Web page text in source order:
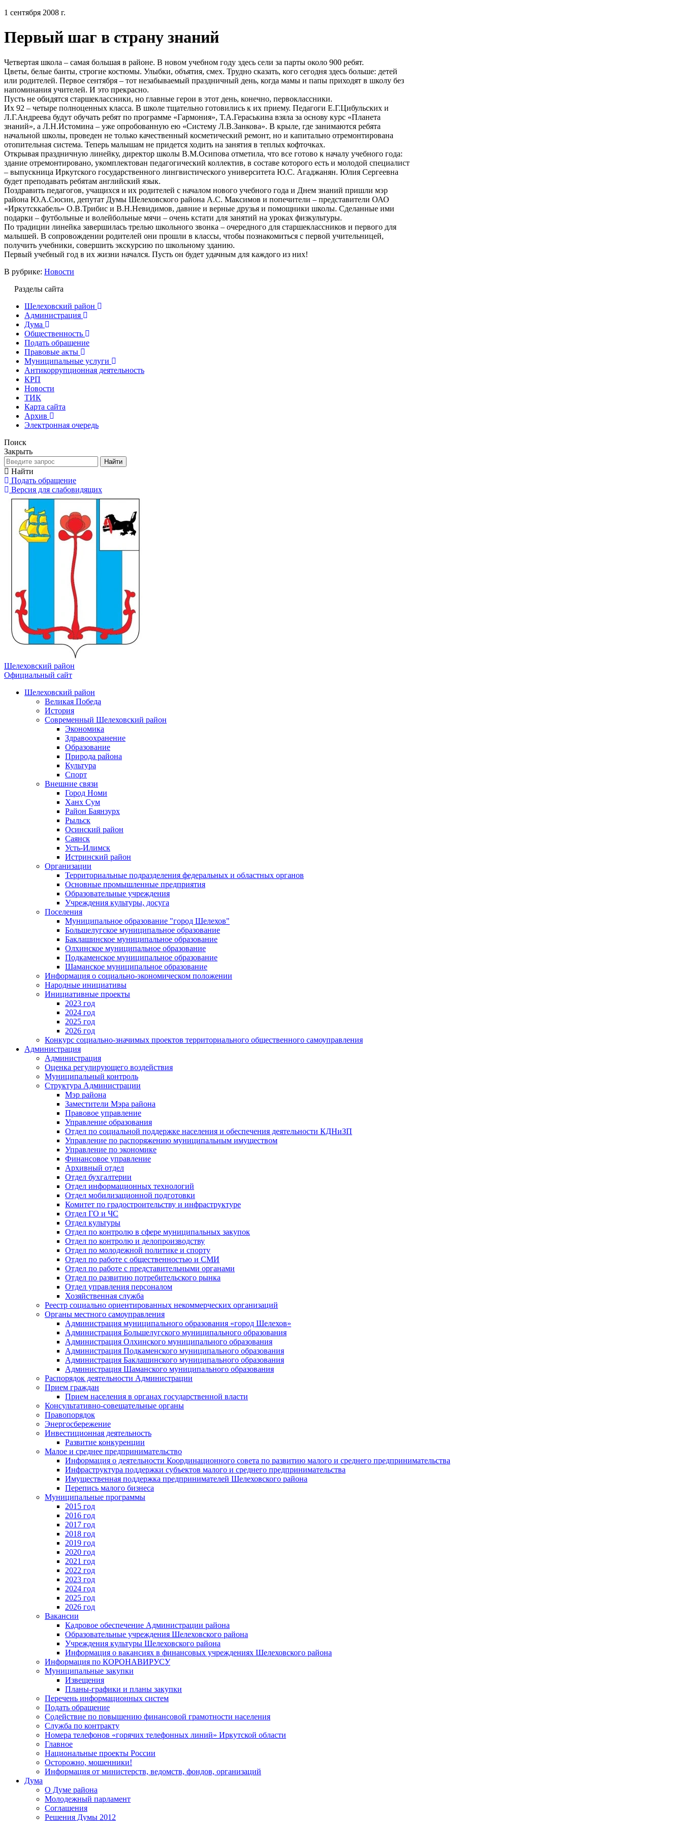
1 сентября 2008 г.
Первый шаг в страну знаний
Четвертая школа – самая большая в районе. В новом учебном году здесь сели за парты около 900 ребят.
Цветы, белые банты, строгие костюмы. Улыбки, объятия, смех. Трудно сказать, кого сегодня здесь больше: детей
или родителей. Первое сентября – тот незабываемый праздничный день, когда мамы и папы приходят в школу без
напоминания учителей. И это прекрасно.
Пусть не обидятся старшеклассники, но главные герои в этот день, конечно, первоклассники.
Их 92 – четыре полноценных класса. В школе тщательно готовились к их приему. Педагоги Е.Г.Цибульских и
Л.Г.Андреева будут обучать ребят по программе «Гармония», Т.А.Гераськина взяла за основу курс «Планета
знаний», а Л.Н.Истомина – уже опробованную ею «Систему Л.В.Занкова». В крыле, где занимаются ребята
начальной школы, проведен не только качественный косметический ремонт, но и капитально отремонтирована
отопительная система. Теперь малышам не придется ходить на занятия в теплых кофточках.
Открывая праздничную линейку, директор школы В.М.Осипова отметила, что все готово к началу учебного года:
здание отремонтировано, укомплектован педагогический коллектив, в составе которого есть и молодой специалист
– выпускница Иркутского государственного лингвистического университета Ю.С. Агаджанян. Юлия Сергеевна
будет преподавать ребятам английский язык.
Поздравить педагогов, учащихся и их родителей с началом нового учебного года и Днем знаний пришли мэр
района Ю.А.Сюсин, депутат Думы Шелеховского района А.С. Максимов и попечители – представители ОАО
«Иркутсккабель» О.В.Трибис и В.Н.Невидимов, давние и верные друзья и помощники школы. Сделанные ими
подарки – футбольные и волейбольные мячи – очень кстати для занятий на уроках физкультуры.
По традиции линейка завершилась трелью школьного звонка – очередного для старшеклассников и первого для
малышей. В сопровождении родителей они прошли в классы, чтобы познакомиться с первой учительницей,
получить учебники, совершить экскурсию по школьному зданию.
Первый учебный год в их жизни начался. Пусть он будет удачным для каждого из них!
В рубрике: Новости
Разделы сайта
Шелеховский район
Администрация
Дума
Общественность
Подать обращение
Правовые акты
Муниципальные услуги
Антикоррупционная деятельность
КРП
Новости
ТИК
Карта сайта
Архив
Электронная очередь
Поиск
Закрыть
Найти
Найти
Подать обращение
Версия для слабовидящих
Шелеховский район
Официальный сайт
Шелеховский район
Великая Победа
История
Современный Шелеховский район
Экономика
Здравоохранение
Образование
Природа района
Культура
Спорт
Внешние связи
Город Номи
Ханх Сум
Район Баянзурх
Рыльск
Осинский район
Саянск
Усть-Илимск
Истринский район
Организации
Территориальные подразделения федеральных и областных органов
Основные промышленные предприятия
Образовательные учреждения
Учреждения культуры, досуга
Поселения
Муниципальное образование "город Шелехов"
Большелугское муниципальное образование
Баклашинское муниципальное образование
Олхинское муниципальное образование
Подкаменское муниципальное образование
Шаманское муниципальное образование
Информация о социально-экономическом положении
Народные инициативы
Инициативные проекты
2023 год
2024 год
2025 год
2026 год
Конкурс социально-значимых проектов территориального общественного самоуправления
Администрация
Администрация
Оценка регулирующего воздействия
Муниципальный контроль
Структура Администрации
Мэр района
Заместители Мэра района
Правовое управление
Управление образования
Отдел по социальной поддержке населения и обеспечения деятельности КДНиЗП
Управление по распоряжению муниципальным имуществом
Управление по экономике
Финансовое управление
Архивный отдел
Отдел бухгалтерии
Отдел информационных технологий
Отдел мобилизационной подготовки
Комитет по градостроительству и инфраструктуре
Отдел ГО и ЧС
Отдел культуры
Отдел по контролю в сфере муниципальных закупок
Отдел по контролю и делопроизводству
Отдел по молодежной политике и спорту
Отдел по работе с общественностью и СМИ
Отдел по работе с представительными органами
Отдел по развитию потребительского рынка
Отдел управления персоналом
Хозяйственная служба
Реестр социально ориентированных некоммерческих организаций
Органы местного самоуправления
Администрация муниципального образования «город Шелехов»
Администрация Большелугского муниципального образования
Администрация Олхинского муниципального образования
Администрация Подкаменского муниципального образования
Администрация Баклашинского муниципального образования
Администрация Шаманского муниципального образования
Распорядок деятельности Администрации
Прием граждан
Прием населения в органах государственной власти
Консультативно-совещательные органы
Правопорядок
Энергосбережение
Инвестиционная деятельность
Развитие конкуренции
Малое и среднее предпринимательство
Информация о деятельности Координационного совета по развитию малого и среднего предпринимательства
Инфраструктура поддержки субъектов малого и среднего предпринимательства
Имущественная поддержка предпринимателей Шелеховского района
Перепись малого бизнеса
Муниципальные программы
2015 год
2016 год
2017 год
2018 год
2019 год
2020 год
2021 год
2022 год
2023 год
2024 год
2025 год
2026 год
Вакансии
Кадровое обеспечение Администрации района
Образовательные учреждения Шелеховского района
Учреждения культуры Шелеховского района
Информация о вакансиях в финансовых учреждениях Шелеховского района
Информация по КОРОНАВИРУСУ
Муниципальные закупки
Извещения
Планы-графики и планы закупки
Перечень информационных систем
Подать обращение
Содействие по повышению финансовой грамотности населения
Служба по контракту
Номера телефонов «горячих телефонных линий» Иркутской области
Главное
Национальные проекты России
Осторожно, мошенники!
Информация от министерств, ведомств, фондов, организаций
Дума
О Думе района
Молодежный парламент
Соглашения
Решения Думы 2012